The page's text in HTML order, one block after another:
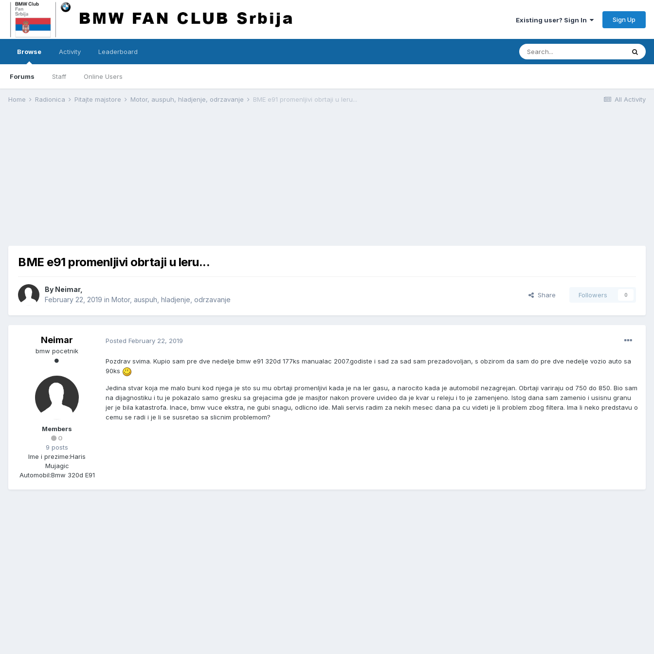
Existing user? Sign In Sign Up
Browse
Forums Staff Online Users
Activity Leaderboard
All Activity
Home Radionica Pitajte majstore Motor, auspuh, hladjenje, odrzavanje BME e91 promenljivi obrtaji u leru...
BME e91 promenljivi obrtaji u leru...
By Neimar,
February 22, 2019 in Motor, auspuh, hladjenje, odrzavanje
Share Followers 0
Neimar
bmw pocetnik
Members
0
9 posts
Ime i prezime:Haris
Mujagic
Automobil:Bmw 320d E91
Posted February 22, 2019
Pozdrav svima. Kupio sam pre dve nedelje bmw e91 320d 177ks manualac 2007.godiste i sad za sad sam prezadovoljan, s obzirom da sam do pre dve nedelje vozio auto sa
90ks
Jedina stvar koja me malo buni kod njega je sto su mu obrtaji promenljivi kada je na ler gasu, a narocito kada je automobil nezagrejan. Obrtaji variraju od 750 do 850. Bio sam
na dijagnostiku i tu je pokazalo samo gresku sa grejacima gde je masjtor nakon provere uvideo da je kvar u releju i to je zamenjeno. Istog dana sam zamenio i usisnu granu
jer je bila katastrofa. Inace, bmw vuce ekstra, ne gubi snagu, odlicno ide. Mali servis radim za nekih mesec dana pa cu videti je li problem zbog filtera. Ima li neko predstavu o
cemu se radi i je li se susretao sa slicnim problemom?